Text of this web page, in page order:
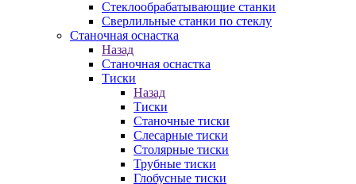
Стеклообрабатывающие станки
Сверлильные станки по стеклу
Станочная оснастка
Назад
Станочная оснастка
Тиски
Назад
Тиски
Станочные тиски
Слесарные тиски
Столярные тиски
Трубные тиски
Глобусные тиски